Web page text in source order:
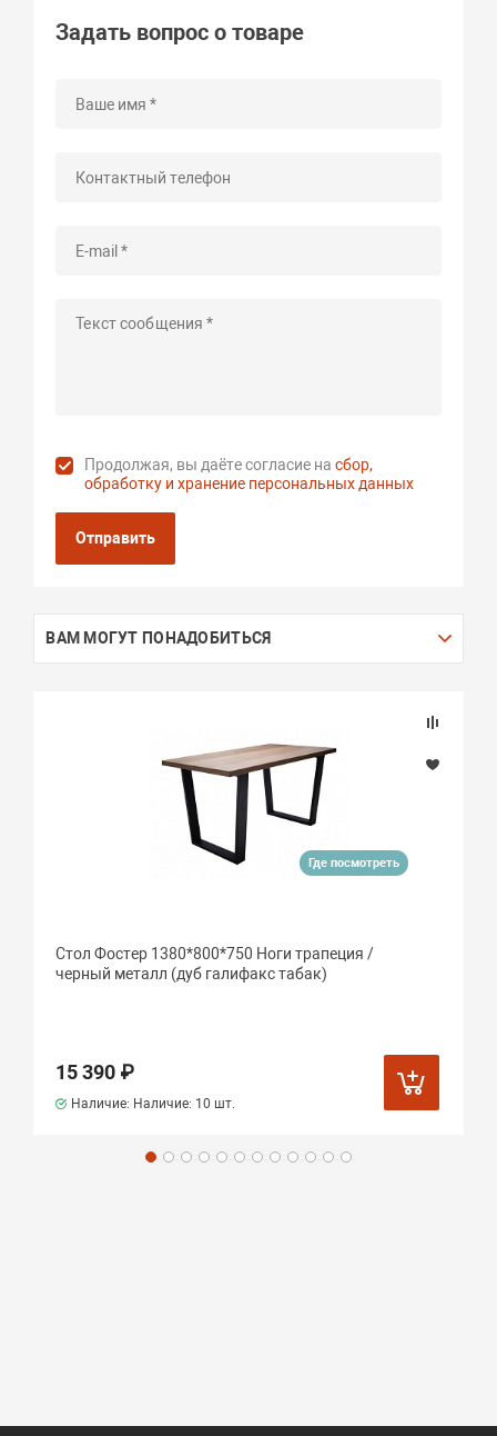
Задать вопрос о товаре
Продолжая, вы даёте согласие насбор,
обработку и хранение персональных данных
Отправить
ВАМ МОГУТ ПОНАДОБИТЬСЯ
Где посмотреть
Стол Фостер 1380*800*750 Ноги трапеция /
черный металл (дуб галифакс табак)
15 390 ₽
Наличие: Наличие: 10 шт.